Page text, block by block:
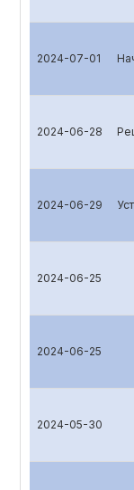
2024-07-01
2024-06-28
2024-06-29
2024-06-25
2024-06-25
2024-05-30